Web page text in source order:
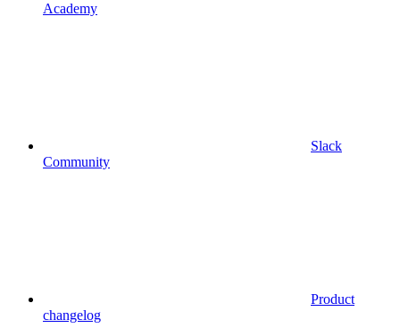
Academy
Slack
Community
Product
changelog